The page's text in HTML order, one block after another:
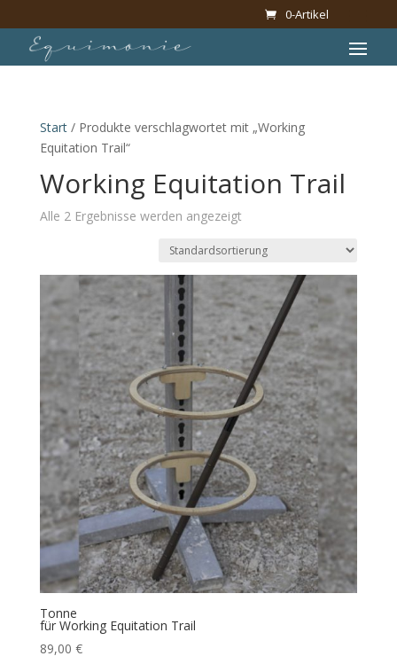
0-Artikel
Start/ Produkte verschlagwortet mit „Working
Equitation Trail“
Working Equitation Trail
Alle 2 Ergebnisse werden angezeigt
Tonne
für Working Equitation Trail
89,00 €